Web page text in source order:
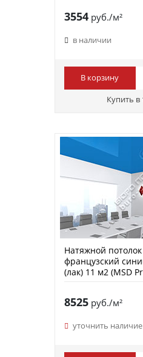
3554руб./м²
в наличии
В корзину
Купить в
Натяжной потолок
французский
(лак) 11 м2 (MSD
8525руб./м²
уточнить наличие